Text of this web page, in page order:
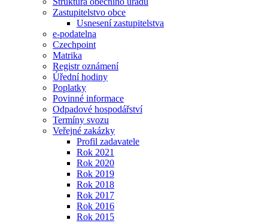
Zastupitelstvo obce
Usnesení zastupitelstva
e-podatelna
Czechpoint
Matrika
Registr oznámení
Úřední hodiny
Poplatky
Povinné informace
Odpadové hospodářství
Termíny svozu
Veřejné zakázky
Profil zadavatele
Rok 2021
Rok 2020
Rok 2019
Rok 2018
Rok 2017
Rok 2016
Rok 2015